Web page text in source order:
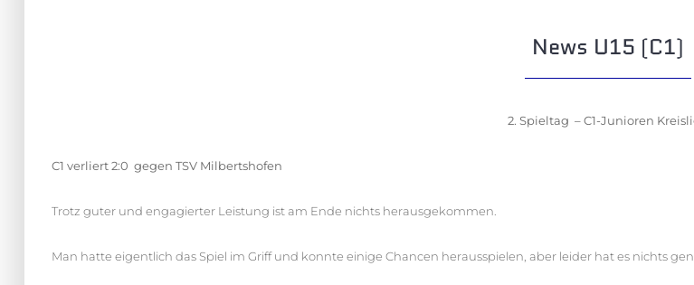
News U15 (C1)
2. Spieltag – C1-Junioren
C1 verliert 2:0 gegen TSV Milbertshofen
Trotz guter und engagierter Leistung ist am Ende nichts herausgekommen.
Man hatte eigentlich das Spiel im Griff und konnte einige Chancen herausspielen, aber leider hat es nichts